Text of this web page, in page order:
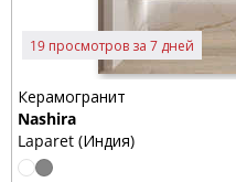
19 просмотров за 7 дней
Керамогранит
Nashira
Laparet (Индия)